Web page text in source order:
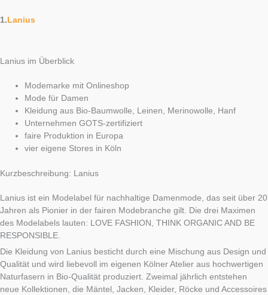
1. Lanius
Lanius im Überblick
Modemarke mit Onlineshop
Mode für Damen
Kleidung aus Bio-Baumwolle, Leinen, Merinowolle, Hanf
Unternehmen GOTS-zertifiziert
faire Produktion in Europa
vier eigene Stores in Köln
Kurzbeschreibung: Lanius
Lanius ist ein Modelabel für nachhaltige Damenmode, das seit über 20
Jahren als Pionier in der fairen Modebranche gilt. Die drei Maximen
des Modelabels lauten: LOVE FASHION, THINK ORGANIC AND BE
RESPONSIBLE.
Die Kleidung von Lanius besticht durch eine Mischung aus Design und
Qualität und wird liebevoll im eigenen Kölner Atelier aus hochwertigen
Naturfasern in Bio-Qualität produziert. Zweimal jährlich entstehen
neue Kollektionen, die Mäntel, Jacken, Kleider, Röcke und Accessoires